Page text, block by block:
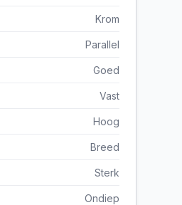
Krom
Parallel
Goed
Vast
Hoog
Breed
Sterk
Ondiep